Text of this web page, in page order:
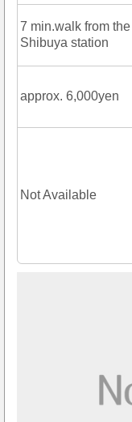
7 min.walk from
Shibuya station
approx. 6,000yen
Not Available